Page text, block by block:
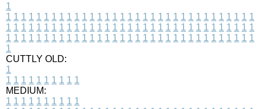
1
1 1 1 1 1 1 1 1 1 1 1 1 1 1 1 1 1 1 1 1 1 1 1 1 1 1 1 1 1 1 1 1 1
1 1 1 1 1 1 1 1 1 1 1 1 1 1 1 1 1 1 1 1 1 1 1 1 1 1 1 1 1 1 1 1 1
1 1 1 1 1 1 1 1 1 1 1 1 1 1 1 1 1 1 1 1 1 1 1 1 1 1 1 1 1 1 1 1 1
1
CUTTLY OLD:
1
1 1 1 1 1 1 1 1 1 1
MEDIUM:
1 1 1 1 1 1 1 1 1 1